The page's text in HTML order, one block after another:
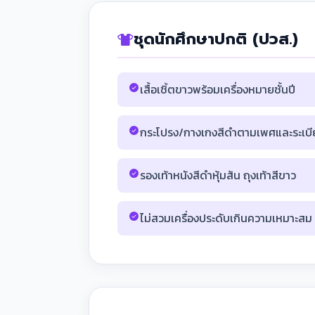
ชุดนักศึกษาปกติ (ปวส.)
เสื้อเชิ้ตขาวพร้อมเครื่องหมายชั้นปี
กระโปรง/กางเกงสีดำตามเพศและระเ
รองเท้าหนังสีดำหุ้มส้น ถุงเท้าสีขาว
ไม่สวมเครื่องประดับเกินความเหมาะสม